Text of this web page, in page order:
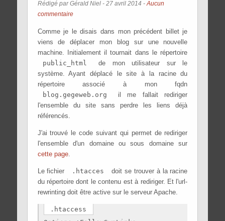
Rédigé par Gérald Niel - 27 avril 2014 -Aucun
commentaire
Comme je le disais dans mon précédent billet je
viens de déplacer mon blog sur une nouvelle
machine. Initialement il tournait dans le répertoire
public_html
de mon utilisateur sur le
système. Ayant déplacé le site à la racine du
répertoire associé à mon fqdn
blog.gegeweb.org
il me fallait rediriger
l'ensemble du site sans perdre les liens déjà
référencés.
J'ai trouvé le code suivant qui permet de rediriger
l'ensemble d'un domaine ou sous domaine sur
cette page.
Le fichier .htacces
doit se trouver à la racine
du répertoire dont le contenu est à rediriger. Et l'url-
rewrinting doit être active sur le serveur Apache.
.htaccess